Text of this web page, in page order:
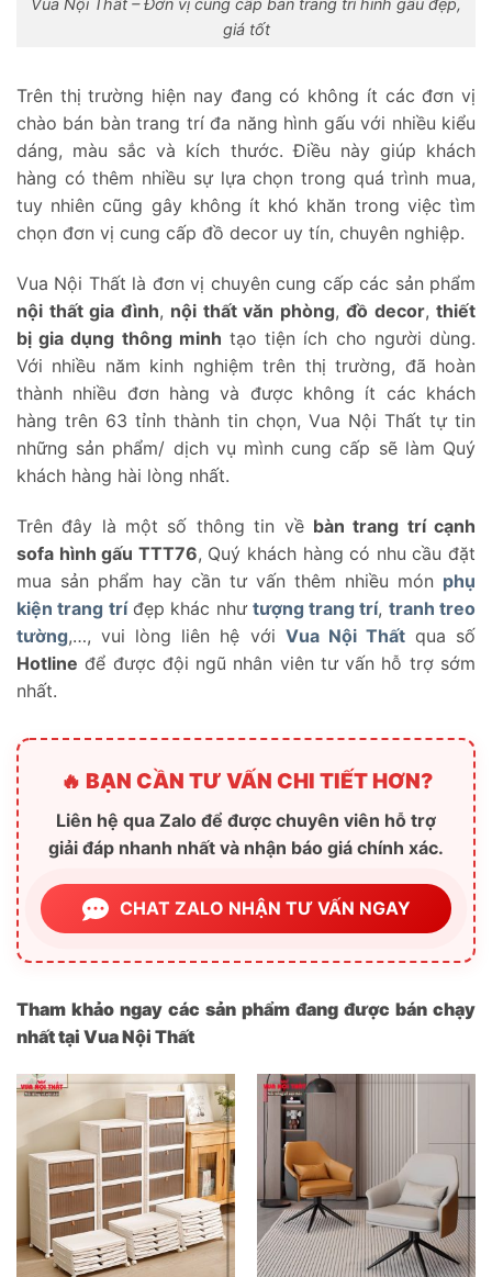
giá tốt
Trên thị trường hiện nay đang có không ít các đơn vị
chào bán bàn trang trí đa năng hình gấu với nhiều kiểu
dáng, màu sắc và kích thước. Điều này giúp khách
hàng có thêm nhiều sự lựa chọn trong quá trình mua,
tuy nhiên cũng gây không ít khó khăn trong việc tìm
chọn đơn vị cung cấp đồ decor uy tín, chuyên nghiệp.
Vua Nội Thất là đơn vị chuyên cung cấp các sản phẩm
nội thất gia đình, nội thất văn phòng, đồ decor, thiết
bị gia dụng thông minh tạo tiện ích cho người dùng.
Với nhiều năm kinh nghiệm trên thị trường, đã hoàn
thành nhiều đơn hàng và được không ít các khách
hàng trên 63 tỉnh thành tin chọn, Vua Nội Thất tự tin
những sản phẩm/ dịch vụ mình cung cấp sẽ làm Quý
khách hàng hài lòng nhất.
Trên đây là một số thông tin về bàn trang trí cạnh
sofa hình gấu TTT76, Quý khách hàng có nhu cầu đặt
mua sản phẩm hay cần tư vấn thêm nhiều món phụ
kiện trang tríđẹp khác như tượng trang trí, tranh treo
tường,…, vui lòng liên hệ với Vua Nội Thấtqua số
Hotline để được đội ngũ nhân viên tư vấn hỗ trợ sớm
nhất.
🔥 BẠN CẦN TƯ VẤN CHI TIẾT HƠN?
Liên hệ qua Zalo để được chuyên viên hỗ trợ
giải đáp nhanh nhất và nhận báo giá chính xác.
CHAT ZALO NHẬN TƯ VẤN NGAY
Tham khảo ngay các sản phẩm đang được bán chạy
nhất tại Vua Nội Thất